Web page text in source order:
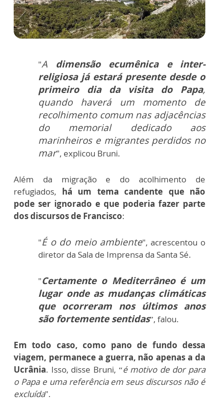
"A dimensão ecumênica e inter-
religiosa já estará presente desde o
primeiro dia da visita do Papa,
quando haverá um momento de
recolhimento comum nas adjacências
do memorial dedicado aos
marinheiros e migrantes perdidos no
mar", explicou Bruni.
Além da migração e do acolhimento de
refugiados, há um tema candente que não
pode ser ignorado e que poderia fazer parte
dos discursos de Francisco:
"É o do meio ambiente", acrescentou o
diretor da Sala de Imprensa da Santa Sé.
"Certamente o Mediterrâneo é um
lugar onde as mudanças climáticas
que ocorreram nos últimos anos
são fortemente sentidas”, falou.
Em todo caso, como pano de fundo dessa
viagem, permanece a guerra, não apenas a da
Ucrânia. Isso, disse Bruni, “é motivo de dor para
o Papa e uma referência em seus discursos não é
excluída".